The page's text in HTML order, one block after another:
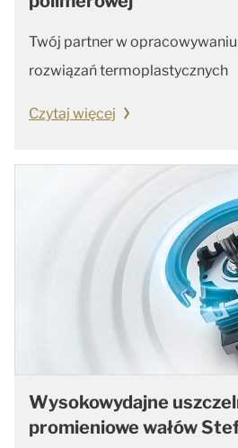
Twój partner w
rozwiązań termoplastycznych
Czytaj więcej
Wysokowydajne
promieniowe wałów